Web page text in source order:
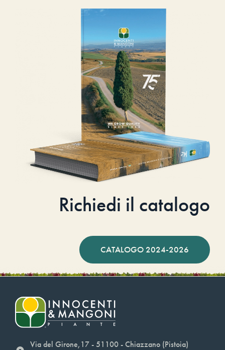
Richiedi il catalogo
CATALOGO 2024-2026
Via del Girone,17 - 51100 - Chiazzano (Pistoia)